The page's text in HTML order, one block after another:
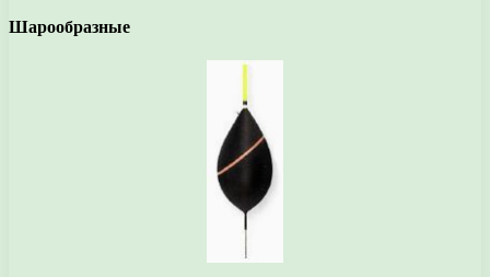
Шарообразные